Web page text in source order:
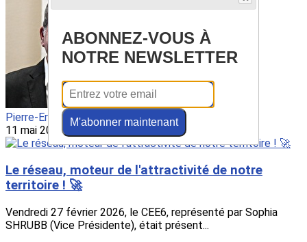
Pierre-Eric BETHOUX
11 mai 2026
Le réseau, moteur de l'attractivité de notre
territoire ! 🚀
Vendredi 27 février 2026, le CEE6, représenté par Sophia
SHRUBB (Vice Présidente), était présent...
ABONNEZ-VOUS À
NOTRE NEWSLETTER
M'abonner maintenant